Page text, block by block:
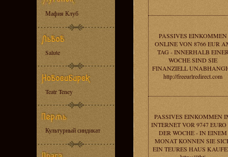
Мафия Клуб
Salute
Teatr Teney
Культурный синдикат
PASSIVES EINKOMMEN
ONLINE VON 8766 EUR
TAG - INNERHALB
WOCHE SIND SIE
FINANZIELL
http://freeurlredirect.com
PASSIVES EINKOMMEN
INTERNET VOR 9747
DER WOCHE - IN EINEM
MONAT KONNEN SIE
EIN TEURES HAUS